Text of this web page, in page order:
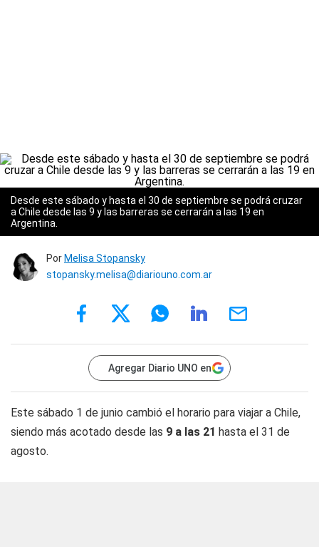
Desde este sábado y hasta el 30 de septiembre se podrá cruzar
a Chile desde las 9 y las barreras se cerrarán a las 19 en
Argentina.
Por Melisa Stopansky
stopansky.melisa@diariouno.com.ar
Agregar Diario UNO en
Este sábado 1 de junio cambió el horario para viajar a Chile,
siendo más acotado desde las 9 a las 21 hasta el 31 de
agosto.